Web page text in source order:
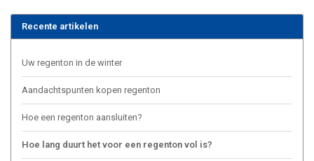
Recente artikelen
Uw regenton in de winter
Aandachtspunten kopen regenton
Hoe een regenton aansluiten?
Hoe lang duurt het voor een regenton vol is?